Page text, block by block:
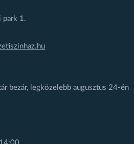
park 1.
bezár, legközelebb augusztus 24-én